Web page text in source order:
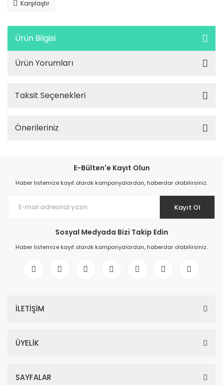
Karşılaştır
Ürün Bilgisi
Ürün Yorumları
Taksit Seçenekleri
Önerileriniz
E-Bülten'e Kayıt Olun
Haber listemize kayıt olarak kampanyalardan, haberdar olabilirsiniz.
Kayıt Ol
Sosyal Medyada Bizi Takip Edin
Haber listemize kayıt olarak kampanyalardan, haberdar olabilirsiniz.
İLETİŞİM
ÜYELİK
SAYFALAR